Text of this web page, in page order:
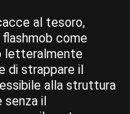
al tesoro,
come
letteralmente
di strappare il
alla struttura
senza il